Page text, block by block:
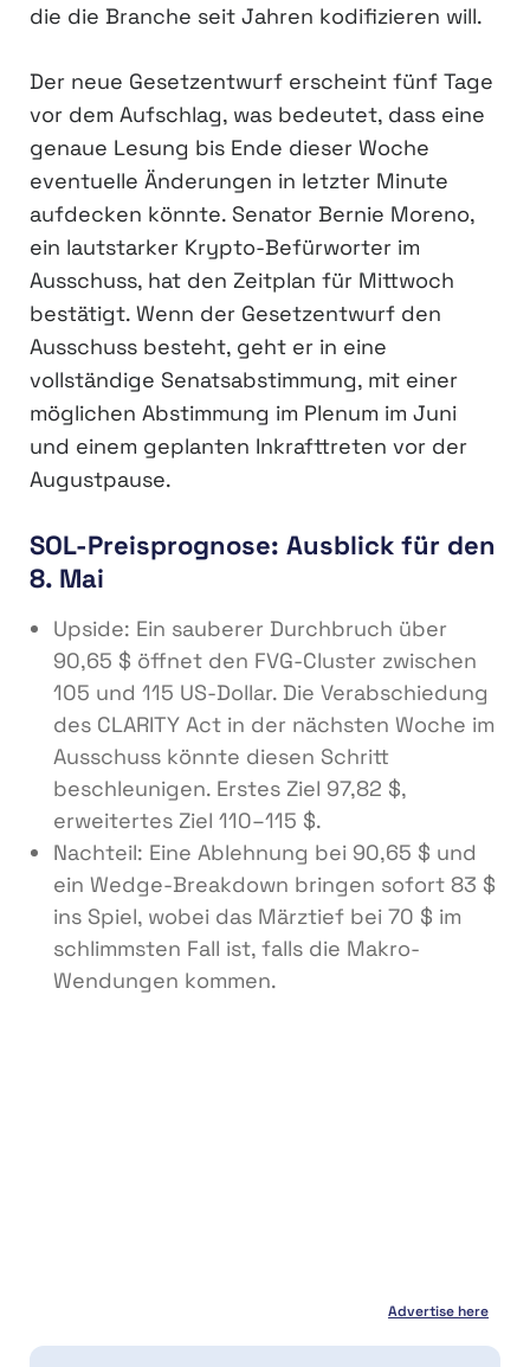
die die Branche seit Jahren kodifizieren will.
Der neue Gesetzentwurf erscheint fünf Tage
vor dem Aufschlag, was bedeutet, dass eine
genaue Lesung bis Ende dieser Woche
eventuelle Änderungen in letzter Minute
aufdecken könnte. Senator Bernie Moreno,
ein lautstarker Krypto-Befürworter im
Ausschuss, hat den Zeitplan für Mittwoch
bestätigt. Wenn der Gesetzentwurf den
Ausschuss besteht, geht er in eine
vollständige Senatsabstimmung, mit einer
möglichen Abstimmung im Plenum im Juni
und einem geplanten Inkrafttreten vor der
Augustpause.
SOL-Preisprognose: Ausblick für den
8. Mai
Upside: Ein sauberer Durchbruch über
90,65 $ öffnet den FVG-Cluster zwischen
105 und 115 US-Dollar. Die Verabschiedung
des CLARITY Act in der nächsten Woche im
Ausschuss könnte diesen Schritt
beschleunigen. Erstes Ziel 97,82 $,
erweitertes Ziel 110–115 $.
Nachteil: Eine Ablehnung bei 90,65 $ und
ein Wedge-Breakdown bringen sofort 83 $
ins Spiel, wobei das Märztief bei 70 $ im
schlimmsten Fall ist, falls die Makro-
Wendungen kommen.
Advertise here